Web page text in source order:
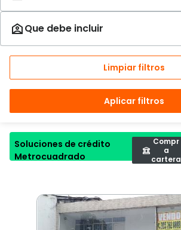
Limpiar filtros
Aplicar filtros
Soluciones de crédito
Metrocuadrado
Compr
a
cartera